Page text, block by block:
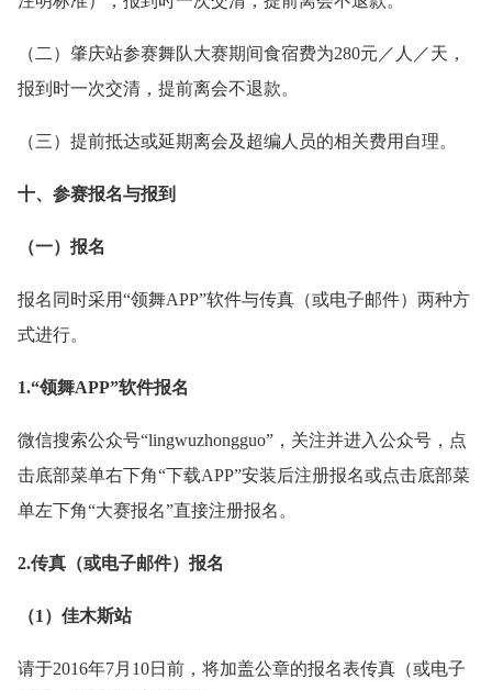
（二）肇庆站参赛舞队大赛期间食宿费为280元／人／天，
报到时一次交清，提前离会不退款。
（三）提前抵达或延期离会及超编人员的相关费用自理。
十、参赛报名与报到
（一）报名
报名同时采用“领舞APP”软件与传真（或电子邮件）两种方
式进行。
1.“领舞APP”软件报名
微信搜索公众号“lingwuzhongguo”，关注并进入公众号，点
击底部菜单右下角“下载APP”安装后注册报名或点击底部菜
单左下角“大赛报名”直接注册报名。
2.传真（或电子邮件）报名
（1）佳木斯站
请于2016年7月10日前，将加盖公章的报名表传真（或电子